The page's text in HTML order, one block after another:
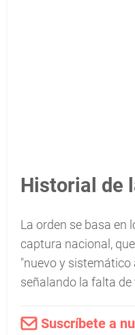
Historial de
La orden se basa en
captura nacional,
"nuevo y sistemático
señalando la falta
Suscríbete a